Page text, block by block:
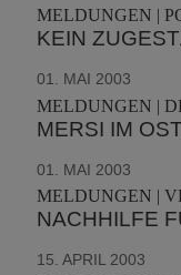
MELDUNGEN |
KEIN
01. MAI 2003
MELDUNGEN |
MERSI IM
01. MAI 2003
MELDUNGEN |
NACHHILFE
15. APRIL 2003